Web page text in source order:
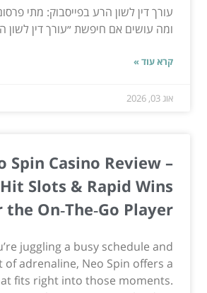
עורך דין לשון הרע בפייסבוק: מתי
ומה עושים אם חיפשת ״עורך דין לשון
קרא עוד »
אוג 03, 2026
Spin Casino Review –
Slots & Rapid Wins
On‑The‑Go Player
juggling a busy schedule and
of adrenaline, Neo Spin offers a
fits right into those moments.